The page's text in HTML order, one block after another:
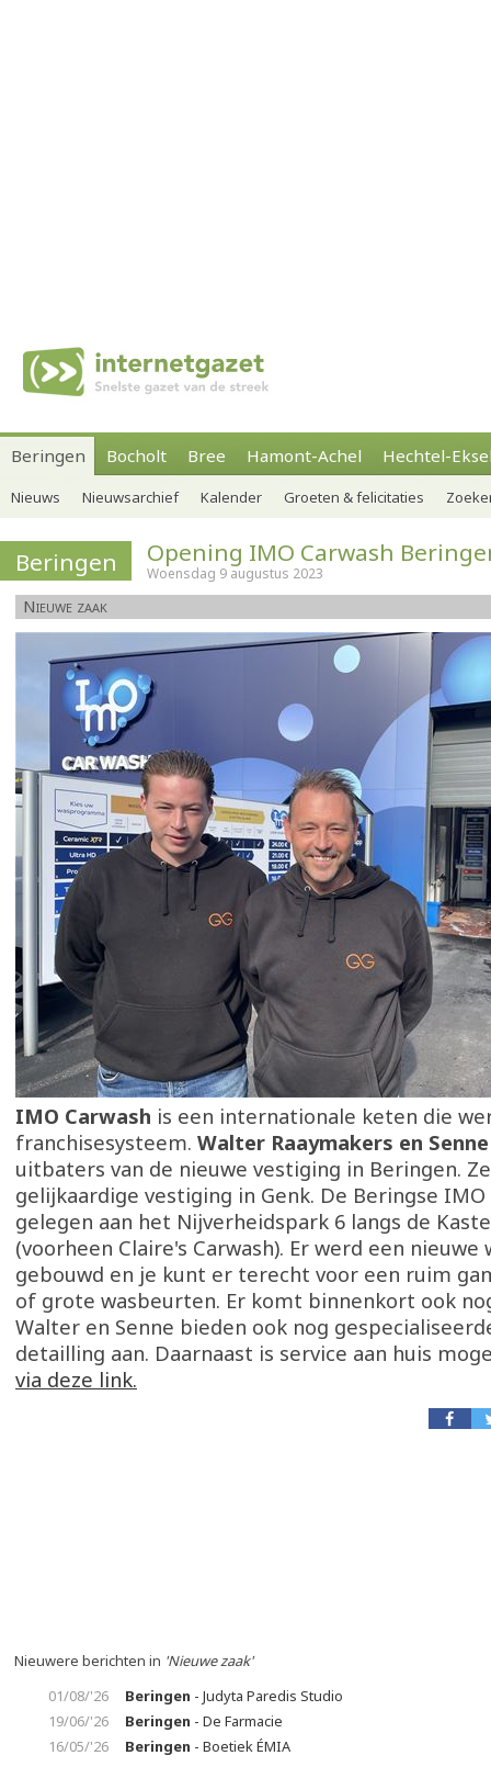
Beringen Bocholt Bree Hamont-Achel Hechtel-
Nieuws Nieuwsarchief Kalender Groeten & felicitaties
Beringen Opening IMO Carwash
Woensdag 9 augustus 2023
Nieuwe zaak
IMO Carwash is een internationale keten die
franchisesysteem. Walter Raaymakers en
uitbaters van de nieuwe vestiging in Beringen.
gelijkaardige vestiging in Genk. De Beringse IMO
gelegen aan het Nijverheidspark 6 langs de
(voorheen Claire's Carwash). Er werd een nieuwe
gebouwd en je kunt er terecht voor een ruim
of grote wasbeurten. Er komt binnenkort ook
Walter en Senne bieden ook nog
detailling aan. Daarnaast is service aan huis
via deze link.
Nieuwere berichten in 'Nieuwe zaak'
01/08/'26
Beringen - Judyta Paredis Studio
19/06/'26
Beringen - De Farmacie
16/05/'26
Beringen - Boetiek ÉMIA